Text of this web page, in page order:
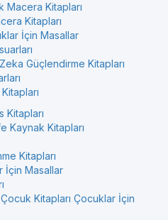
Macera Kitapları
Kitapları
İçin Masallar
Güçlendirme Kitapları
Kitapları
Kaynak Kitapları
Kitapları
İçin Masallar
Kitapları Çocuklar İçin